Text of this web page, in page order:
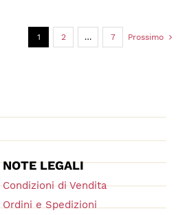
1 2 … 7 Prossimo
NOTE LEGALI
Condizioni di Vendita
Ordini e Spedizioni